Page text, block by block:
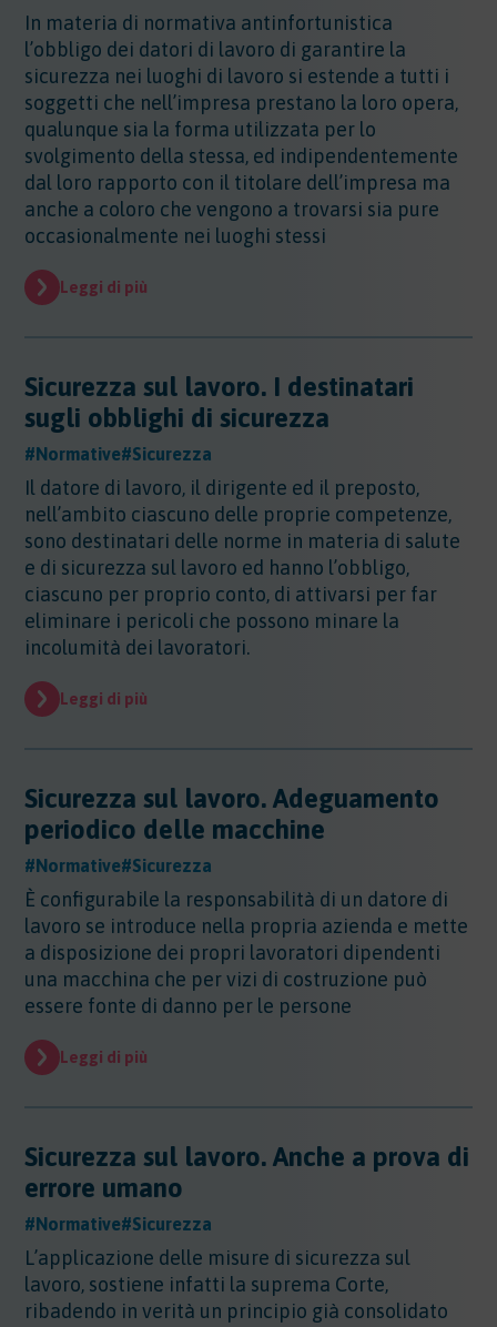
In materia di normativa antinfortunistica
l’obbligo dei datori di lavoro di garantire la
sicurezza nei luoghi di lavoro si estende a tutti i
soggetti che nell’impresa prestano la loro opera,
qualunque sia la forma utilizzata per lo
svolgimento della stessa, ed indipendentemente
dal loro rapporto con il titolare dell’impresa ma
anche a coloro che vengono a trovarsi sia pure
occasionalmente nei luoghi stessi
Leggi di più
Sicurezza sul lavoro. I destinatari
sugli obblighi di sicurezza
#Normative#Sicurezza
Il datore di lavoro, il dirigente ed il preposto,
nell’ambito ciascuno delle proprie competenze,
sono destinatari delle norme in materia di salute
e di sicurezza sul lavoro ed hanno l’obbligo,
ciascuno per proprio conto, di attivarsi per far
eliminare i pericoli che possono minare la
incolumità dei lavoratori.
Leggi di più
Sicurezza sul lavoro. Adeguamento
periodico delle macchine
#Normative#Sicurezza
È configurabile la responsabilità di un datore di
lavoro se introduce nella propria azienda e mette
a disposizione dei propri lavoratori dipendenti
una macchina che per vizi di costruzione può
essere fonte di danno per le persone
Leggi di più
Sicurezza sul lavoro. Anche a prova di
errore umano
#Normative#Sicurezza
L’applicazione delle misure di sicurezza sul
lavoro, sostiene infatti la suprema Corte,
ribadendo in verità un principio già consolidato